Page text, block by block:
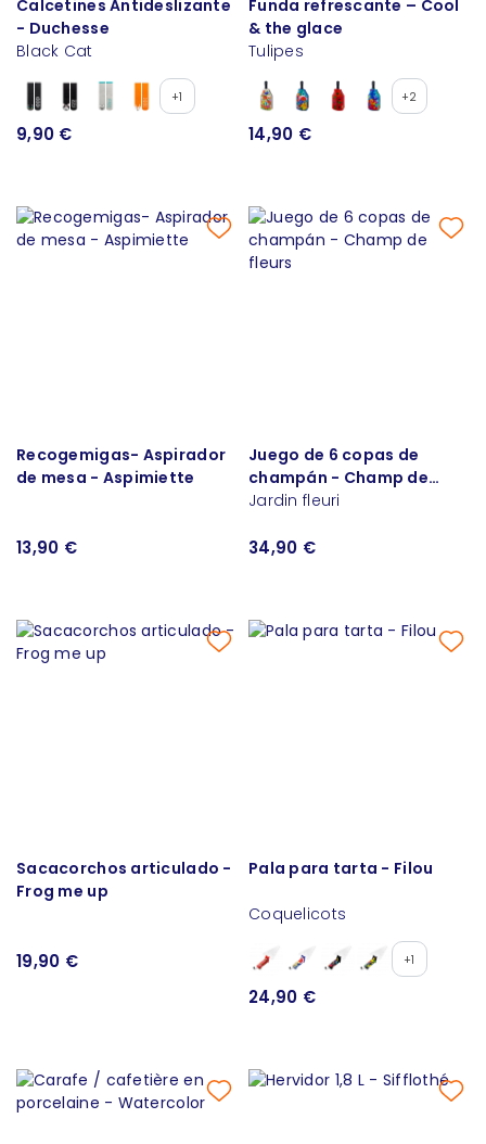
Calcetines Antideslizante
- Duchesse
Black Cat
+1
9,90 €
Funda refrescante – Cool
& the glace
Tulipes
+2
14,90 €
Recogemigas- Aspirador
de mesa - Aspimiette
13,90 €
Juego de 6 copas de
champán - Champ de
fleurs
Jardin fleuri
34,90 €
Sacacorchos articulado -
Frog me up
19,90 €
Pala para tarta - Filou
Coquelicots
+1
24,90 €